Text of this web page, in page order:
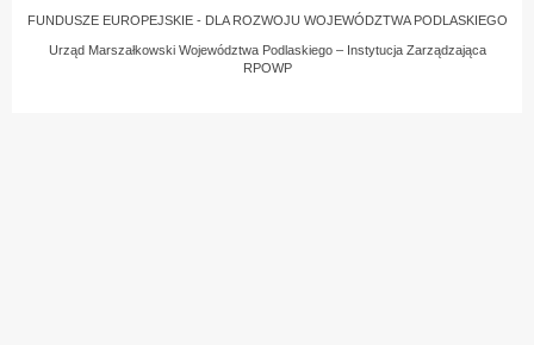
FUNDUSZE EUROPEJSKIE - DLA ROZWOJU WOJEWÓDZTWA PODLASKIEGO
Urząd Marszałkowski Województwa Podlaskiego – Instytucja Zarządzająca
RPOWP